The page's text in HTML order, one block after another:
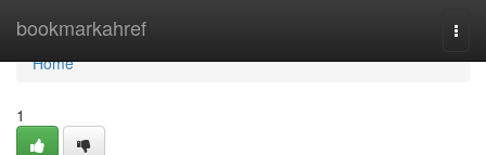
bookmarkahref
Home
Home
1